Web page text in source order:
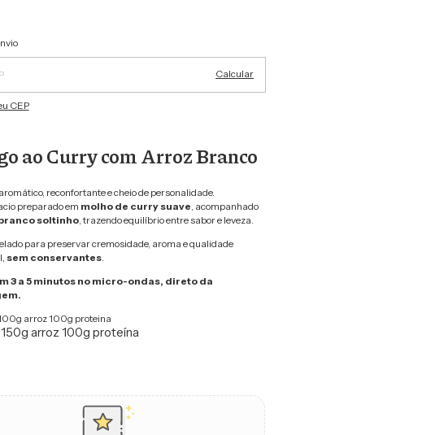
o CEP:
Calcular
CEP
ao Curry com Arroz Branco
reconfortante e cheio de personalidade.
preparado em molho de curry suave , acompanhado
soltinho, trazendo equilíbrio entre sabor e leveza.
para preservar cremosidade, aroma e qualidade
sem conservantes.
3 a 5 minutos no micro-ondas, direto da
arroz 100g proteina
arroz 100g proteína